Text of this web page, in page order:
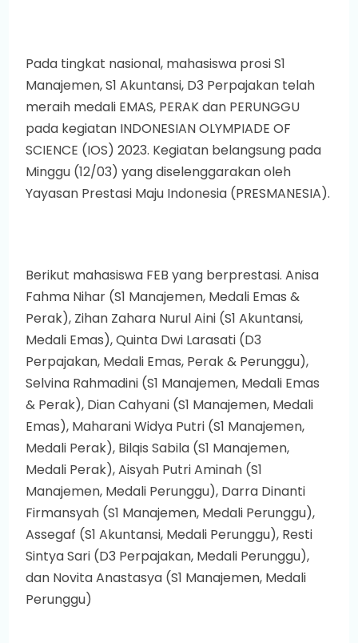
Pada tingkat nasional, mahasiswa prosi S1
Manajemen, S1 Akuntansi, D3 Perpajakan telah
meraih medali EMAS, PERAK dan PERUNGGU
pada kegiatan INDONESIAN OLYMPIADE OF
SCIENCE (IOS) 2023. Kegiatan belangsung pada
Minggu (12/03) yang diselenggarakan oleh
Yayasan Prestasi Maju Indonesia (PRESMANESIA).
Berikut mahasiswa FEB yang berprestasi. Anisa
Fahma Nihar (S1 Manajemen, Medali Emas &
Perak), Zihan Zahara Nurul Aini (S1 Akuntansi,
Medali Emas), Quinta Dwi Larasati (D3
Perpajakan, Medali Emas, Perak & Perunggu),
Selvina Rahmadini (S1 Manajemen, Medali Emas
& Perak), Dian Cahyani (S1 Manajemen, Medali
Emas), Maharani Widya Putri (S1 Manajemen,
Medali Perak), Bilqis Sabila (S1 Manajemen,
Medali Perak), Aisyah Putri Aminah (S1
Manajemen, Medali Perunggu), Darra Dinanti
Firmansyah (S1 Manajemen, Medali Perunggu),
Assegaf (S1 Akuntansi, Medali Perunggu), Resti
Sintya Sari (D3 Perpajakan, Medali Perunggu),
dan Novita Anastasya (S1 Manajemen, Medali
Perunggu)